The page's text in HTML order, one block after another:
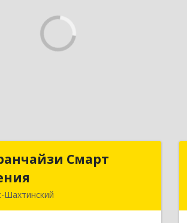
Смарт
Шахтинский
1С:Франчайзи Смарт